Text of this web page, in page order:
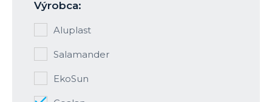
Výrobca:
Aluplast
Salamander
EkoSun